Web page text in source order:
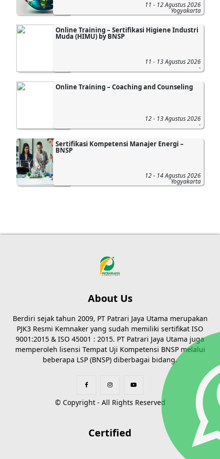
11 - 12 Agustus 2026
Yogyakarta
Online Training – Sertifikasi Higiene Industri
Muda (HIMU) by BNSP
11 - 13 Agustus 2026
-
Online Training – Coaching and Counseling
12 - 13 Agustus 2026
-
Sertifikasi Kompetensi Manajer Energi –
BNSP
12 - 14 Agustus 2026
Yogyakarta
About Us
Berdiri sejak tahun 2009, PT Patrari Jaya Utama merupakan
PJK3 Resmi Kemnaker yang sudah memiliki sertifikat ISO
9001:2015 & ISO 45001 : 2015. PT Patrari Jaya Utama juga
memperoleh lisensi Tempat Uji Kompetensi BNSP melalui
beberapa LSP (BNSP) diberbagai bidang.
© Copyright - All Rights Reserved
Certified